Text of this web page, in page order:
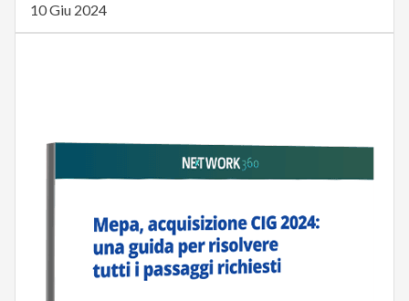
10 Giu 2024